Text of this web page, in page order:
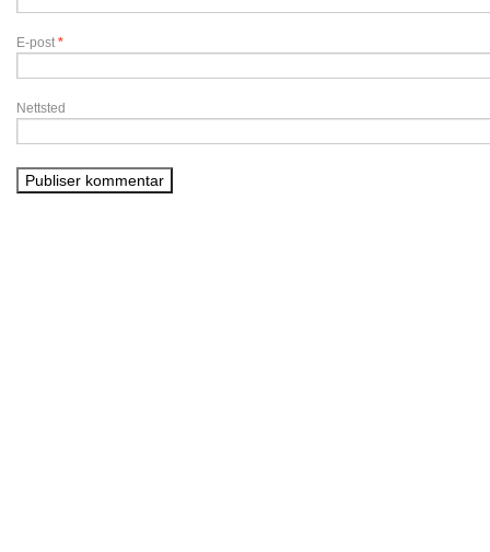
E-post *
Nettsted